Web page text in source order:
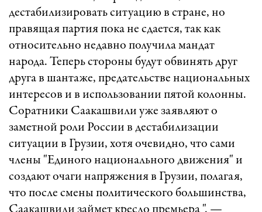
дестабилизировать ситуацию в стране, но
правящая партия пока не сдается, так как
относительно недавно получила мандат
народа. Теперь стороны будут обвинять друг
друга в шантаже, предательстве национальных
интересов и в использовании пятой колонны.
Соратники Саакашвили уже заявляют о
заметной роли России в дестабилизации
ситуации в Грузии, хотя очевидно, что сами
члены "Единого национального движения" и
создают очаги напряжения в Грузии, полагая,
что после смены политического большинства,